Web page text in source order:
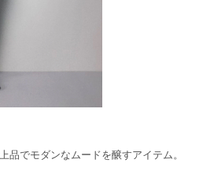
品でモダンなムードを醸すアイテム。